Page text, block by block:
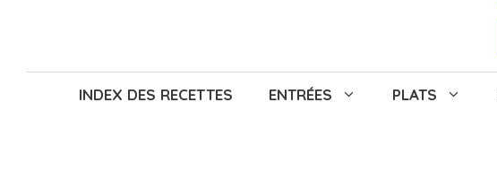
INDEX DES RECETTES ENTRÉES PLATS